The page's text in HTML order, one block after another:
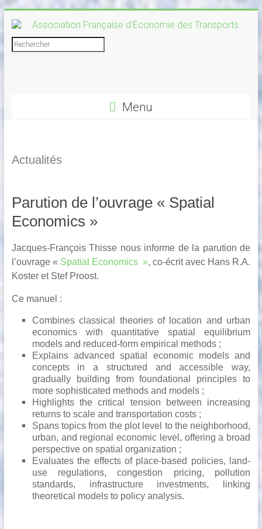
to
content
Association
Menu
Actualités
Parution de l’ouvrage « Spatial
Economics »
Jacques-François Thisse nous informe de la parution de
l’ouvrage « Spatial Economics », co-écrit avec Hans R.A.
Koster et Stef Proost.
Ce manuel :
Combines classical theories of location and urban
economics with quantitative spatial equilibrium
models and reduced-form empirical methods ;
Explains advanced spatial economic models and
concepts in a structured and accessible way,
gradually building from foundational principles to
more sophisticated methods and models ;
Highlights the critical tension between increasing
returns to scale and transportation costs ;
Spans topics from the plot level to the neighborhood,
urban, and regional economic level, offering a broad
perspective on spatial organization ;
Evaluates the effects of place-based policies, land-
use regulations, congestion pricing, pollution
standards, infrastructure investments, linking
theoretical models to policy analysis.